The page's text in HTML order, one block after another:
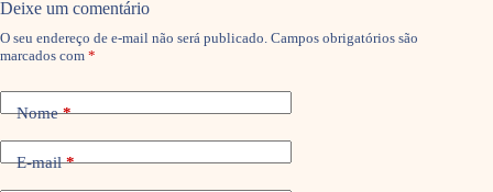
Deixe um comentário
O seu endereço de e-mail não será publicado. Campos obrigatórios são
marcados com *
Nome*
E-mail*